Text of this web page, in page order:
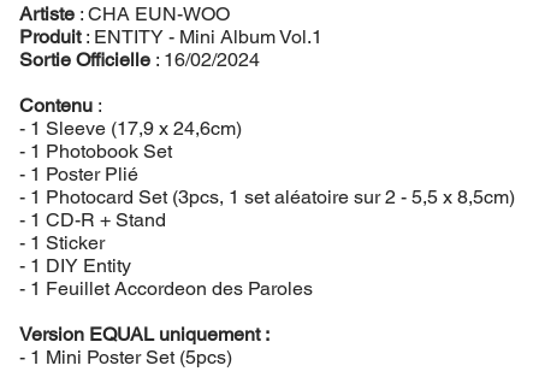
Artiste: CHA EUN-WOO
Produit: ENTITY - Mini Album Vol.1
Sortie Officielle: 16/02/2024
Contenu :
- 1 Sleeve (17,9 x 24,6cm)
- 1 Photobook Set
- 1 Poster Plié
- 1 Photocard Set (3pcs, 1 set aléatoire sur 2 - 5,5 x 8,5cm)
- 1 CD-R + Stand
- 1 Sticker
- 1 DIY Entity
- 1 Feuillet Accordeon des Paroles
Version EQUAL uniquement :
- 1 Mini Poster Set (5pcs)